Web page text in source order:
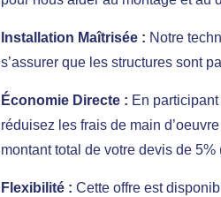
Installation Maîtrisée : Notre
s’assurer que les structures sont
Économie Directe : En
réduisez les frais de main
montant total de votre devis de
Flexibilité : Cette offre est